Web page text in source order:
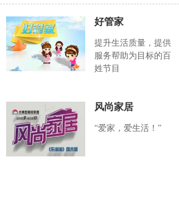
好管家
提升生活质量，提供
服务帮助为目标的百
姓节目
风尚家居
“爱家，爱生活！”